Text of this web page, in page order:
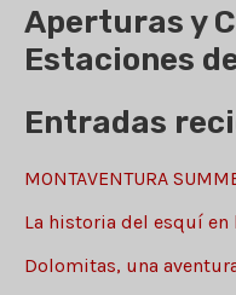
p
o
:
t
e
o
r
Aperturas y
Estaciones
Entradas
MONTAVENTURA
La historia del esquí
Dolomitas, una